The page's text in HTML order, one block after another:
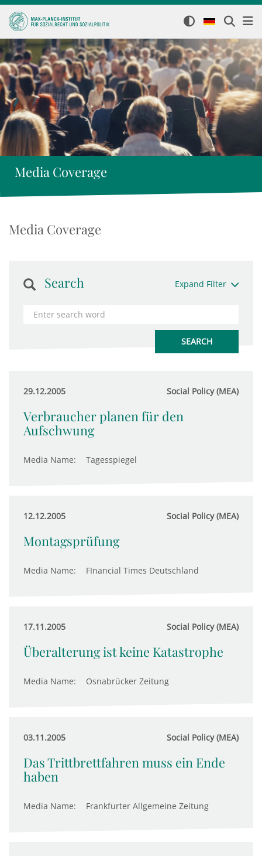
Media Coverage
Media Coverage
Search Expand Filter
29.12.2005 Social Policy (MEA)
Verbraucher planen für den
Aufschwung
Media Name: Tagesspiegel
12.12.2005 Social Policy (MEA)
Montagsprüfung
Media Name: FInancial Times Deutschland
17.11.2005 Social Policy (MEA)
Überalterung ist keine Katastrophe
Media Name: Osnabrücker Zeitung
03.11.2005 Social Policy (MEA)
Das Trittbrettfahren muss ein Ende
haben
Media Name: Frankfurter Allgemeine Zeitung